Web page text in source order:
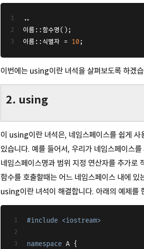
..
이름::함수명();
이름::식별자 = 10;
이번에는 using이란 녀석을 살펴보도록 하겠
2. using
이 using이란 녀석은, 네임스페이스를 쉽게
있습니다. 예를 들어서, 우리가 네임스페이스
네임스페이스명과 범위 지정 연산자를 추가로
함수를 호출할때는 어느 네임스페이스 내에
using이란 녀석이 해결합니다. 아래의 예제를
#include <iostream>
namespace A {